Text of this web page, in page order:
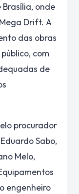
onde
Drift. A
das obras
com
de
procurador
Sabo,
Melo,
engenheiro